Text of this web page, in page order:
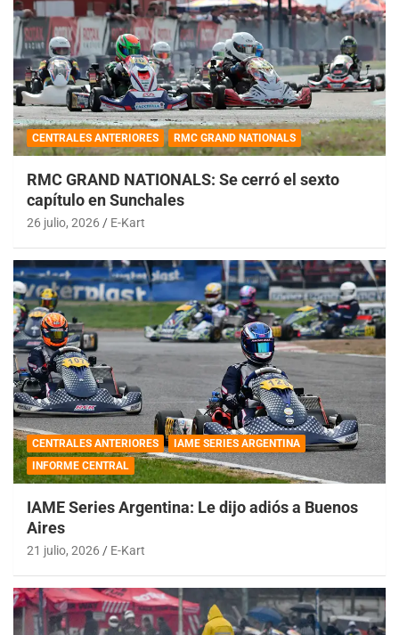
CENTRALES ANTERIORES RMC GRAND NATIONALS
RMC GRAND NATIONALS: Se cerró el sexto
capítulo en Sunchales
26 julio, 2026 E-Kart
CENTRALES ANTERIORES
IAME SERIES ARGENTINA
INFORME CENTRAL
IAME Series Argentina: Le dijo adiós a Buenos
Aires
21 julio, 2026 E-Kart